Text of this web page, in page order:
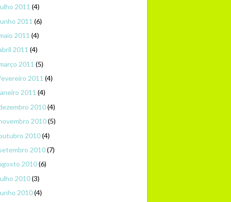
2011 (4)
2011 (6)
2011 (4)
2011 (4)
2011 (5)
2011 (4)
2011 (4)
2010(4)
2010(5)
2010(4)
2010(7)
2010(6)
2010(3)
2010(4)